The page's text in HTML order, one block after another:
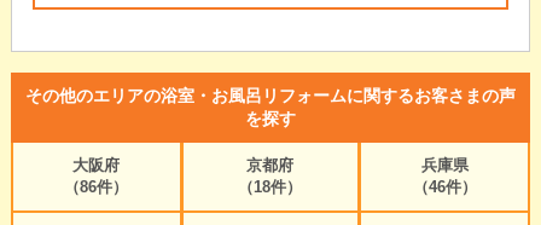
その他のエリアの浴室・お風呂リフォームに関するお客さまの声
を探す
大阪府
（86件）
京都府
（18件）
兵庫県
（46件）